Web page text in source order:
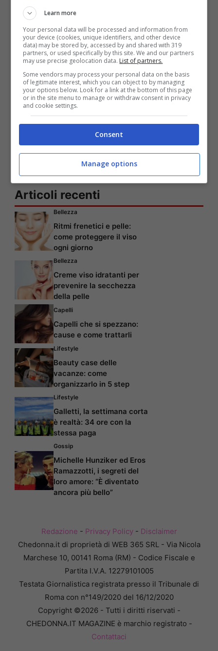
Jean Haner, autore del libro The Wisdom of
Your Face, ritiene che la forma del nostro
viso influenzi il carattere. Haner ha dunque
spiegato su Cosmopolitan Usa come
decifrare il nostro volto. Ecco le sei forme
del viso, scegli la tua e leggi la definizione
alla pagina successiva.
Pagine:1 2
Articoli recenti
Bellezza
Ritmi frenetici e pelle:
come proteggere il viso
ogni giorno
Bellezza
Creme viso idratanti per
prevenire la secchezza
della pelle
Capelli
Capelli che si spezzano:
cause e come trattarli
Lifestyle
Beauty case delle
vacanze: come
organizzarlo in 5 step
Lifestyle
Galletti, la settimana corta
è realtà: 34 ore con la
stessa paga
Gossip
Michelle Hunziker ed Eros
Ramazzotti, i segreti del
loro amore: “È diventato
ancora più bello”
Redazione - Privacy Policy- Disclaimer
Chedonna.it di proprietà di WEB 365 SRL - Via Nicola
Marchese 10, 00141 Roma (RM) - Codice Fiscale e
Partita I.V.A. 12279101005
Testata Giornalistica registrata presso il Tribunale di
Roma con n°149/2020 del 16/12/2020
Copyright ©2026 - Tutti i diritti riservati -
CHEDONNA.IT MAGAZINE è marchio registrato -
Contattaci
Learn more
Your personal data will be processed and information from
your device (cookies, unique identifiers, and other device
data) may be stored by, accessed by and shared with 319
partners, or used specifically by this site. We and our partners
may use precise geolocation data. List of partners.
Some vendors may process your personal data on the basis
of legitimate interest, which you can object to by managing
your options below. Look for a link at the bottom of this page
or in the site menu to manage or withdraw consent in privacy
and cookie settings.
Consent
Manage options